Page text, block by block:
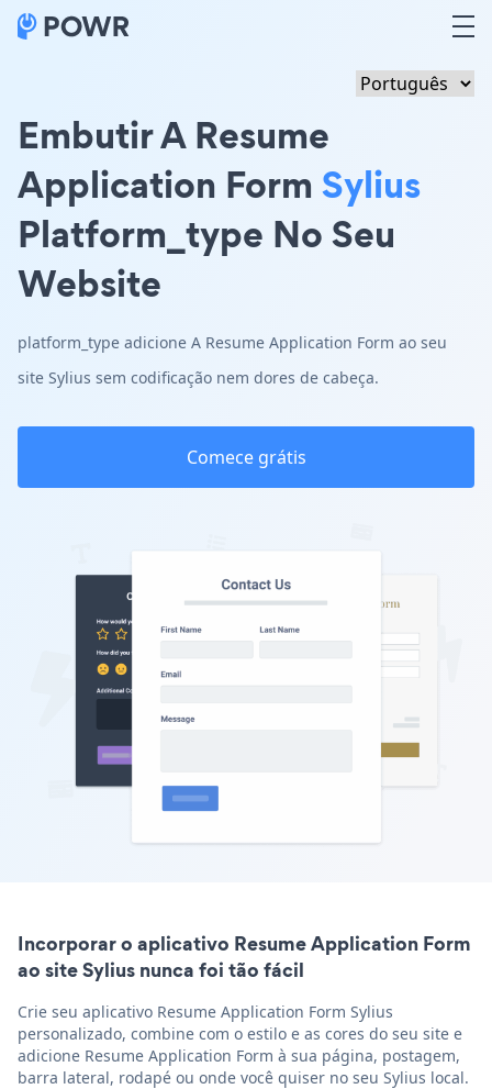
Embutir A Resume
Application Form Sylius
Platform_type No Seu
Website
platform_type adicione A Resume Application Form ao seu
site Sylius sem codificação nem dores de cabeça.
Comece grátis
Incorporar o aplicativo Resume Application Form
ao site Sylius nunca foi tão fácil
Crie seu aplicativo Resume Application Form Sylius
personalizado, combine com o estilo e as cores do seu site e
adicione Resume Application Form à sua página, postagem,
barra lateral, rodapé ou onde você quiser no seu Sylius local.